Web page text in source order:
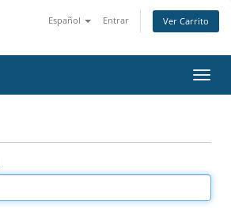
Español Entrar Ver Carrito